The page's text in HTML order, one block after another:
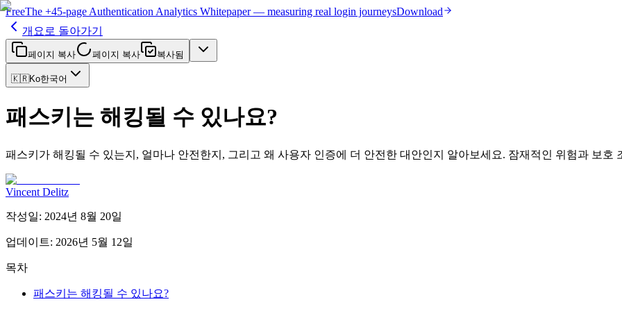
FreeThe +45-page Authentication Analytics Whitepaper — measuring real login journeysDownload
개요로 돌아가기
페이지 복사 페이지 복사 복사됨
🇰🇷Ko한국어
패스키는 해킹될 수 있나요?
패스키가 해킹될 수 있는지, 얼마나 안전한지, 그리고 왜 사용자 인증에 더 안전한 대안인지 알아보세요. 잠재적인 위험과 보호
Vincent Delitz
작성일: 2024년 8월 20일
업데이트: 2026년 5월 12일
목차
패스키는 해킹될 수 있나요?